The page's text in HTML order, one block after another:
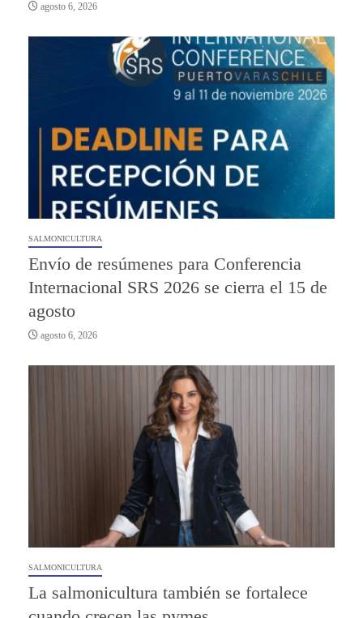
agosto 6, 2026
SALMONICULTURA
Envío de resúmenes para Conferencia
Internacional SRS 2026 se cierra el 15 de
agosto
agosto 6, 2026
SALMONICULTURA
La salmonicultura también se fortalece